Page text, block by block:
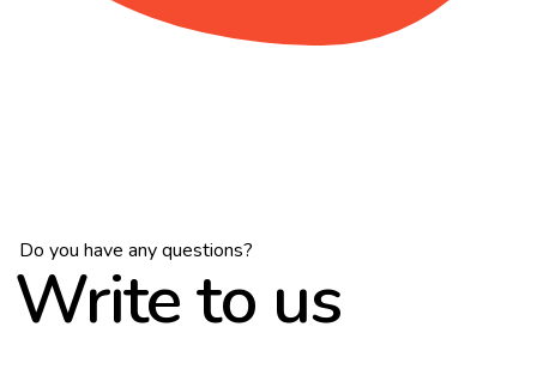
Do you have any questions?
Write to us